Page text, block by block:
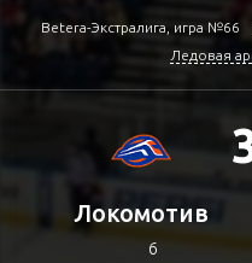
Betera-Экстралига, игра №66
Ледовая
Локомотив
6